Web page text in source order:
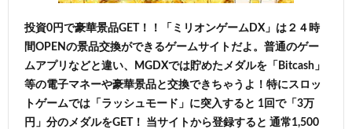
投資0円で豪華景品GET！！「ミリオンゲームDX」は２４時
間OPENの景品交換ができるゲームサイトだよ。普通のゲー
ムアプリなどと違い、MGDXでは貯めたメダルを「Bitcash」
等の電子マネーや豪華景品と交換できちゃうよ！特にスロッ
トゲームでは「ラッシュモード」に突入すると 1回で「3万
円」分のメダルをGET！ 当サイトから登録すると 通常1,500